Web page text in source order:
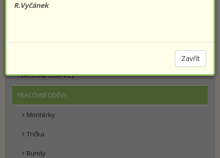
PRACOVNÍ RUKAVICE
PRACOVNÍ ODĚVY
Montérky
Trička
Bundy
R.Vyčánek
Zavřít